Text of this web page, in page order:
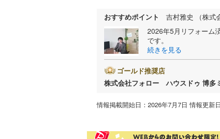
おすすめポイント
吉村雅史 （株
2026年5月リフォーム
です。
続きを見る
ゴールド推奨店
株式会社フォロー ハウスドゥ 博多
情報掲載開始日：2026年7月7日 情報更新